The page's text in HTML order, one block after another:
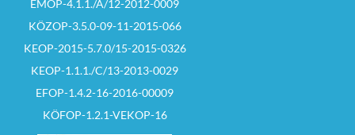
ÉMOP-4.1.1./A/12-2012-0009
KÖZOP-3.5.0-09-11-2015-066
KEOP-2015-5.7.0/15-2015-0326
KEOP-1.1.1./C/13-2013-0029
EFOP-1.4.2-16-2016-00009
KÖFOP-1.2.1-VEKOP-16